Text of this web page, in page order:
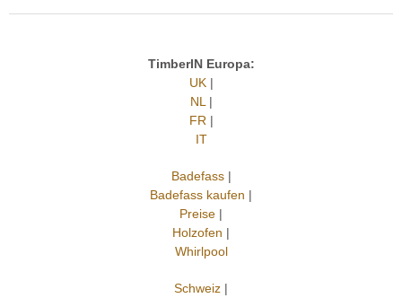
TimberIN Europa:
UK|
NL|
FR|
IT
Badefass|
Badefass kaufen |
Preise |
Holzofen |
Whirlpool
Schweiz |